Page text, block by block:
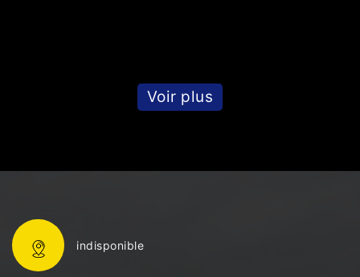
Voir plus
indisponible